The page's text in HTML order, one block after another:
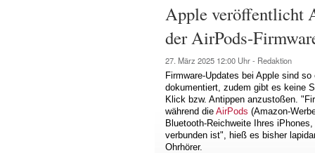
Apple veröffentlicht
der AirPods-
27. März 2025 12:00 Uhr - Redaktion
Firmware-Updates bei Apple sind
dokumentiert, zudem gibt es keine
Klick bzw. Antippen anzustoßen.
während die AirPods (Amazon-
Bluetooth-Reichweite Ihres
verbunden ist", hieß es bisher
Ohrhörer.